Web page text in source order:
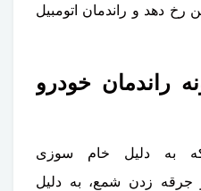
رخ دهد و راندمان اتومبیل
راندمان خودرو
به دلیل خام سوزی
جرقه زدن شمع، به دلیل